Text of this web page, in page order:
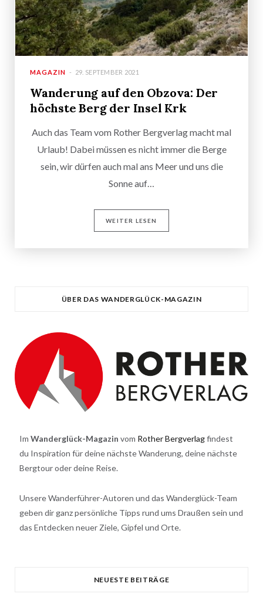
MAGAZIN 29. SEPTEMBER 2021
Wanderung auf den Obzova: Der
höchste Berg der Insel Krk
Auch das Team vom Rother Bergverlag macht mal
Urlaub! Dabei müssen es nicht immer die Berge
sein, wir dürfen auch mal ans Meer und uns die
Sonne auf…
WEITER LESEN
ÜBER DAS WANDERGLÜCK-MAGAZIN
Im Wanderglück-Magazin vom Rother Bergverlagfindest
du Inspiration für deine nächste Wanderung, deine nächste
Bergtour oder deine Reise.
Unsere Wanderführer-Autoren und das Wanderglück-Team
geben dir ganz persönliche Tipps rund ums Draußen sein und
das Entdecken neuer Ziele, Gipfel und Orte.
NEUESTE BEITRÄGE